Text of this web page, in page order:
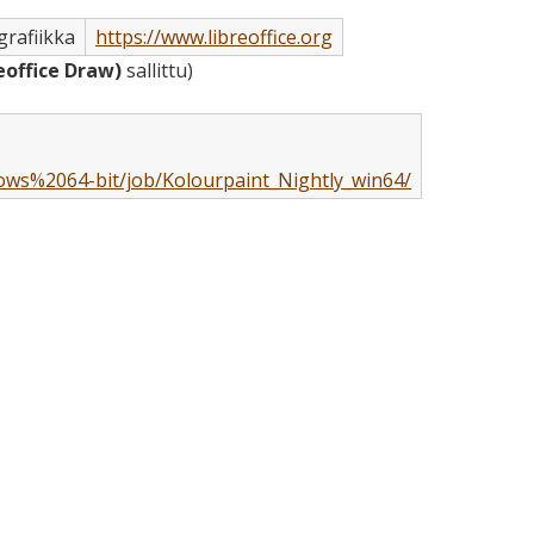
https://www.libreoffice.org
Draw)sallittu)
bit/job/Kolourpaint_Nightly_win64/